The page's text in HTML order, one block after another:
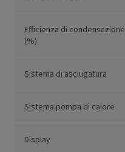
Efficienza di condensazione
(%)
Sistema di asciugatura
Sistema pompa di calore
Display